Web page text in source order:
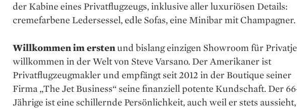
der Kabine eines Privatflugzeugs, inklusive aller luxuriösen Details:
cremefarbene Ledersessel, edle Sofas, eine Minibar mit Champagner.
Willkommen im erstenund bislang einzigen Showroom für
willkommen in der Welt von Steve Varsano. Der Amerikaner ist
Privatflugzeugmakler und empfängt seit 2012 in der Boutique seiner
Firma „The Jet Business“ seine finanziell potente Kundschaft. Der
Jährige ist eine schillernde Persönlichkeit, auch weil er stets aussieht,